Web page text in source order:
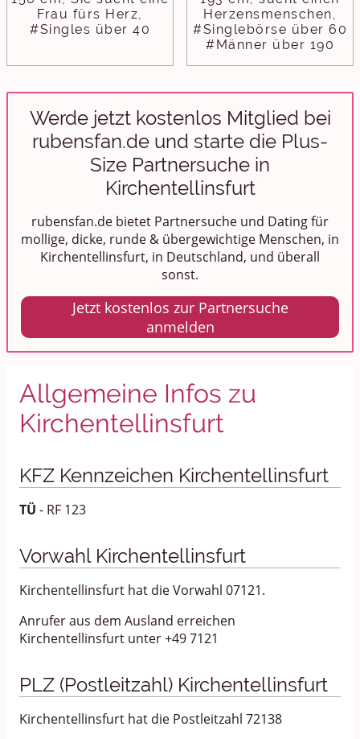
Frau fürs Herz,
#Singles über 40
Herzensmenschen,
#Singlebörse über 60
#Männer über 190
Werde jetzt kostenlos Mitglied bei
rubensfan.de und starte die Plus-
Size Partnersuche in
Kirchentellinsfurt
rubensfan.de bietet Partnersuche und Dating für
mollige, dicke, runde & übergewichtige Menschen, in
Kirchentellinsfurt, in Deutschland, und überall
sonst.
Jetzt kostenlos zur Partnersuche
anmelden
Allgemeine Infos zu
Kirchentellinsfurt
KFZ Kennzeichen Kirchentellinsfurt
TÜ - RF 123
Vorwahl Kirchentellinsfurt
Kirchentellinsfurt hat die Vorwahl 07121.
Anrufer aus dem Ausland erreichen
Kirchentellinsfurt unter +49 7121
PLZ (Postleitzahl) Kirchentellinsfurt
Kirchentellinsfurt hat die Postleitzahl 72138